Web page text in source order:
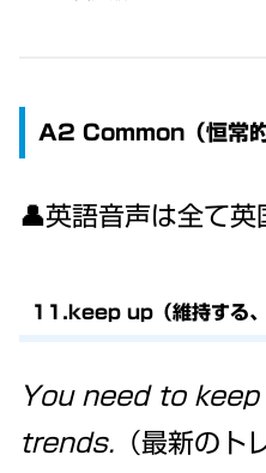
A2 Common（恒常的
👤英語音声は全て英
11.keep up（維持する、
You need to
trends. （最新のト